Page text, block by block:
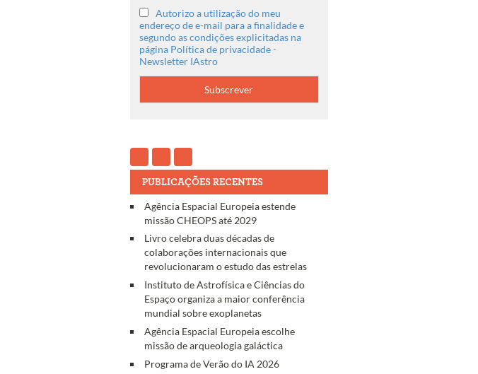
Autorizo a utilização do meu
endereço de e-mail para a finalidade e
segundo as condições explicitadas na
página Política de privacidade -
Newsletter IAstro
PUBLICAÇÕES RECENTES
Agência Espacial Europeia estende
missão CHEOPS até 2029
Livro celebra duas décadas de
colaborações internacionais que
revolucionaram o estudo das estrelas
Instituto de Astrofísica e Ciências do
Espaço organiza a maior conferência
mundial sobre exoplanetas
Agência Espacial Europeia escolhe
missão de arqueologia galáctica
Programa de Verão do IA 2026